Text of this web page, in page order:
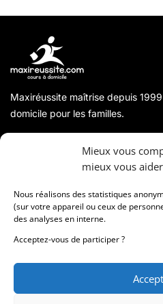
Mieux vous
mieux vous
Nous réalisons des statistiques
(sur votre appareil ou ceux de
des analyses en interne.
Acceptez-vous de participer ?
Maxiréussite maîtrise depuis
domicile pour les familles.
Coordonnées